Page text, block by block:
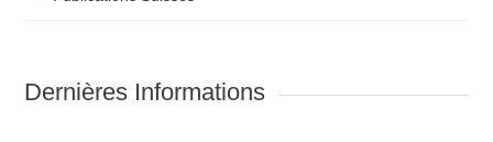
Dernières Informations